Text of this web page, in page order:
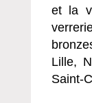
et la
Lille,
Saint-